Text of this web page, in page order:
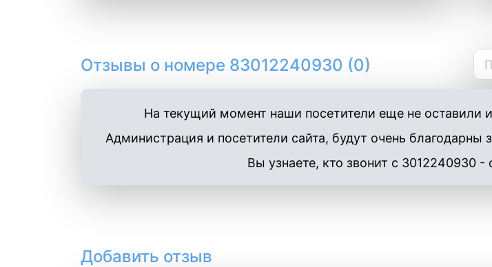
Отзывы о номере 83012240930 (0)
На текущий момент наши посетители еще не оставили
Администрация и посетители сайта, будут очень
Вы узнаете, кто звонит с 3012240930 -
Добавить отзыв